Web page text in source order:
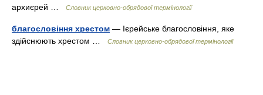
архиєрей …
Словник церковно-обрядової термінології
благословіння хрестом — Ієрейське благословіння, яке
здійснюють хрестом …
Словник церковно-обрядової термінології